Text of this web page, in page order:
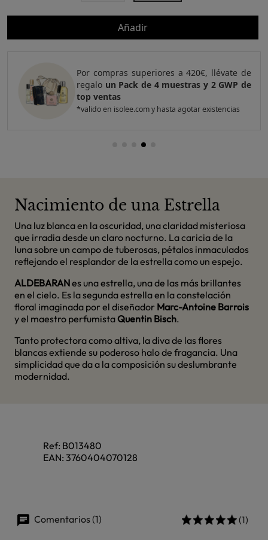
Añadir
Por compras superiores a 420€, llévate de
regalo un Pack de 4 muestras y 2 GWP de
top ventas
*valido en isolee.com y hasta agotar existencias
Nacimiento de una Estrella
Una luz blanca en la oscuridad, una claridad misteriosa
que irradia desde un claro nocturno. La caricia de la
luna sobre un campo de tuberosas, pétalos inmaculados
reflejando el resplandor de la estrella como un espejo.
ALDEBARANes una estrella, una de las más brillantes
en el cielo. Es la segunda estrella en la constelación
floral imaginada por el diseñador Marc-Antoine Barrois
y el maestro perfumistaQuentin Bisch.
Tanto protectora como altiva, la diva de las flores
blancas extiende su poderoso halo de fragancia. Una
simplicidad que da a la composición su deslumbrante
modernidad.
Ref: B013480
EAN: 3760404070128
Comentarios (1) (1)